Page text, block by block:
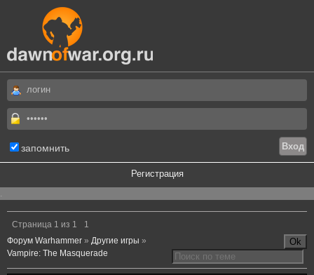
запомнить
Регистрация
.
Страница 1 из 1
1
Форум Warhammer » Другие игры »
Vampire: The Masquerade